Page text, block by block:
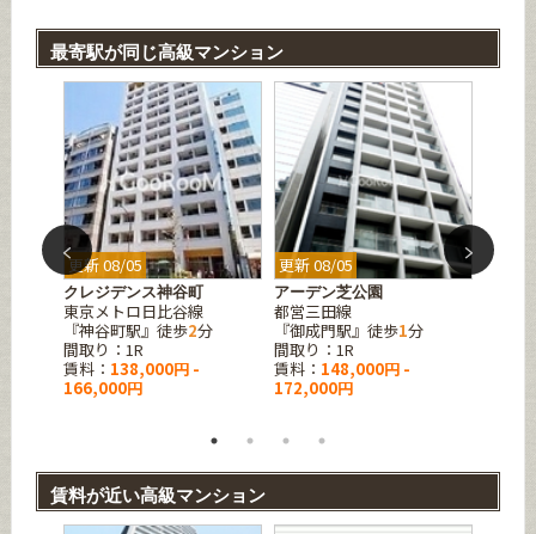
最寄駅が同じ高級マンション
更新 08/05
クレジデンス神谷町
東京メトロ日比谷線
『神谷町駅』徒歩2分
間取り：1R
賃料： 138,000円 -
166,000円
更新 08/05
アーデン芝公園
都営三田線
『御成門駅』徒歩1分
間取り：1R
賃料： 148,000円 -
172,000円
更新
賃料が近い高級マンション